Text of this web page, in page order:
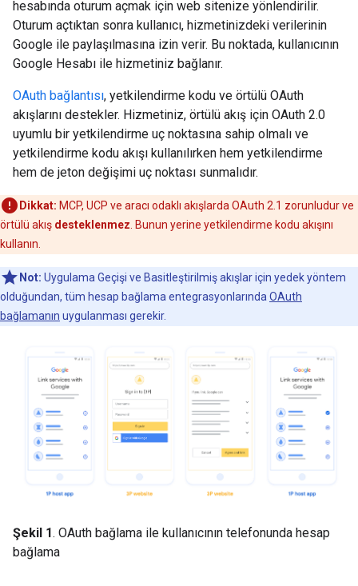
hesabında oturum açmak için web sitenize yönlendirilir.
Oturum açtıktan sonra kullanıcı, hizmetinizdeki verilerinin
Google ile paylaşılmasına izin verir. Bu noktada, kullanıcının
Google Hesabı ile hizmetiniz bağlanır.
OAuth bağlantısı, yetkilendirme kodu ve örtülü OAuth
akışlarını destekler. Hizmetiniz, örtülü akış için OAuth 2.0
uyumlu bir yetkilendirme uç noktasına sahip olmalı ve
yetkilendirme kodu akışı kullanılırken hem yetkilendirme
hem de jeton değişimi uç noktası sunmalıdır.
Dikkat: MCP, UCP ve aracı odaklı akışlarda OAuth 2.1 zorunludur ve
örtülü akış desteklenmez . Bunun yerine yetkilendirme kodu akışını
kullanın.
Not: Uygulama Geçişi ve Basitleştirilmiş akışlar için yedek yöntem
olduğundan, tüm hesap bağlama entegrasyonlarında OAuth
bağlamanın uygulanması gerekir.
Şekil 1. OAuth bağlama ile kullanıcının telefonunda hesap
bağlama